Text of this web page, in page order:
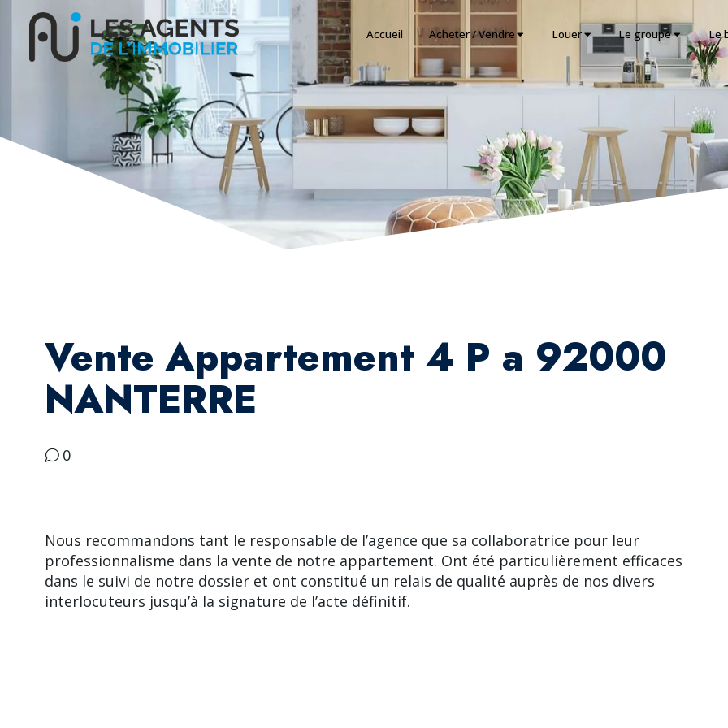
Accueil Acheter / Vendre Louer Le groupe Le
Vente Appartement 4 P a 92000
NANTERRE
0
Nous recommandons tant le responsable de l’agence que sa collaboratrice pour leur
professionnalisme dans la vente de notre appartement. Ont été particulièrement efficaces
dans le suivi de notre dossier et ont constitué un relais de qualité auprès de nos divers
interlocuteurs jusqu’à la signature de l’acte définitif.